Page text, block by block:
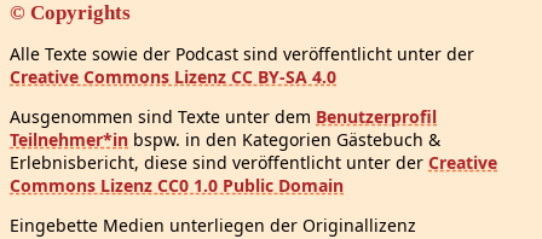
© Copyrights
Alle Texte sowie der Podcast sind veröffentlicht unter der
Creative Commons Lizenz CC BY-SA 4.0
Ausgenommen sind Texte unter dem Benutzerprofil
Teilnehmer*in bspw. in den Kategorien Gästebuch &
Erlebnisbericht, diese sind veröffentlicht unter der Creative
Commons Lizenz CC0 1.0 Public Domain
Eingebette Medien unterliegen der Originallizenz